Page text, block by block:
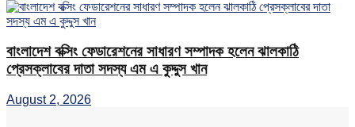
বাংলাদেশ বক্সিং ফেডারেশনের সাধারণ সম্পাদক হলেন ঝালকাঠি
প্রেসক্লাবের দাতা সদস্য এম এ কুদ্দুস খান
August 2, 2026